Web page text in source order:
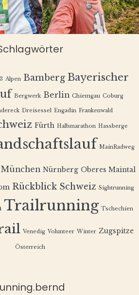
Alpen Bamberg Bayerischer
Bergwerk Berlin Chiemgau Coburg
Dreisessel Engadin Frankenwald
Fürth Halbmarathon Hassberge
MainRadweg
München Nürnberg Oberes Maintal
Rückblick Schweiz Sightrunning
Trailrunning Tschechien
Venedig Volunteer Winter Zugspitze
Österreich